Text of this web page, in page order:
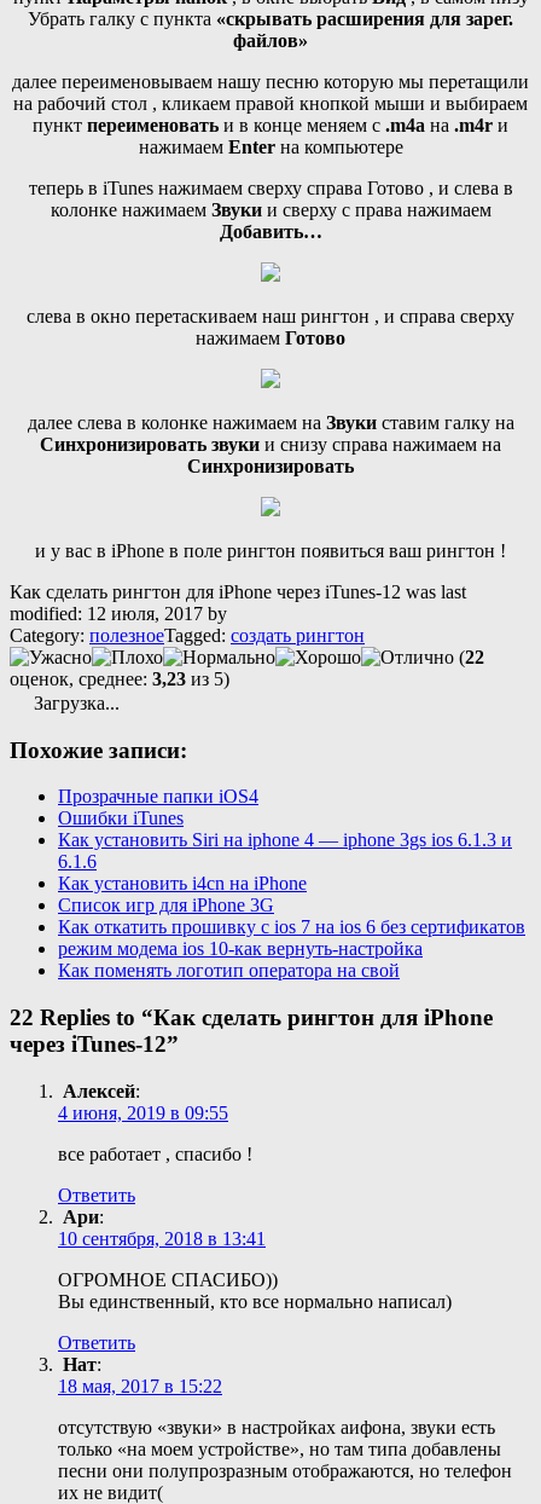
Убрать галку с пункта «скрывать расширения для зарег.
файлов»
далее переименовываем нашу песню которую мы перетащили
на рабочий стол , кликаем правой кнопкой мыши и выбираем
пункт переименовать и в конце меняем с .m4a на .m4r и
нажимаем Enterна компьютере
теперь в iTunes нажимаем сверху справа Готово , и слева в
колонке нажимаем Звукии сверху с права нажимаем
Добавить…
слева в окно перетаскиваем наш рингтон , и справа сверху
нажимаем Готово
далее слева в колонке нажимаем на Звукиставим галку на
Синхронизировать звуки и снизу справа нажимаем на
Синхронизировать
и у вас в iPhone в поле рингтон появиться ваш рингтон !
Как сделать рингтон для iPhone через iTunes-12 was last
modified: 12 июля, 2017 by
Category: полезноеTagged: создать рингтон
(22
оценок, среднее: 3,23 из 5)
Загрузка...
Похожие записи:
Прозрачные папки iOS4
Ошибки iTunes
Как установить Siri на iphone 4 — iphone 3gs ios 6.1.3 и
6.1.6
Как установить i4cn на iPhone
Список игр для iPhone 3G
Как откатить прошивку с ios 7 на ios 6 без сертификатов
режим модема ios 10-как вернуть-настройка
Как поменять логотип оператора на свой
22 Replies to “Как сделать рингтон для iPhone
через iTunes-12”
Алексей:
4 июня, 2019 в 09:55
все работает , спасибо !
Ответить
Ари:
10 сентября, 2018 в 13:41
ОГРОМНОЕ СПАСИБО))
Вы единственный, кто все нормально написал)
Ответить
Нат:
18 мая, 2017 в 15:22
отсутствую «звуки» в настройках аифона, звуки есть
только «на моем устройстве», но там типа добавлены
песни они полупрозразным отображаются, но телефон
их не видит(